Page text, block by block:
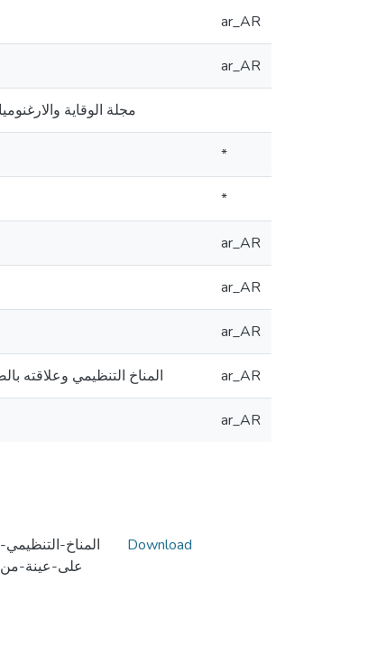
ar_AR
ar_AR
مجلة الوقاية والارغنوميا -
*
*
ar_AR
ar_AR
ar_AR
المناخ التنظيمي وعلاقته ar_AR
ar_AR
المناخ-
على-عينة-
Download